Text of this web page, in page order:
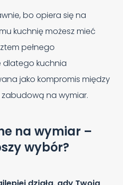
bo opiera się na
kuchnię możesz mieć
pełnego
dlatego kuchnia
jako kompromis między
na wymiar.
na wymiar –
wybór?